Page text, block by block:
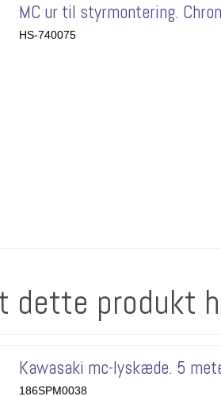
MC ur til styrmontering.
HS-740075
dette produkt
Kawasaki mc-lyskæde. 5
186SPM0038